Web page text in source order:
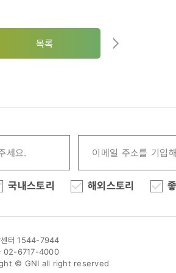
목록
국내스토리 해외스토리
센터 1544-7944
02-6717-4000
© GNI all right reserved